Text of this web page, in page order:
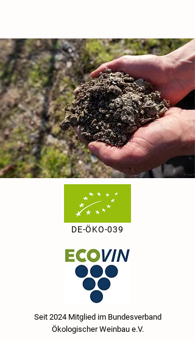
DE-ÖKO-039
Seit 2024 Mitglied im Bundesverband
Ökologischer Weinbau e.V.